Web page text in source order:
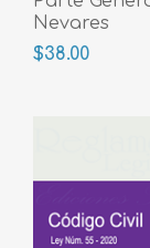
Nevares
$38.00